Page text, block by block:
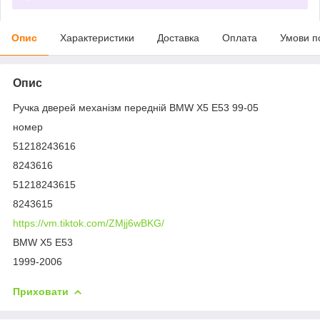
Опис Характеристики Доставка Оплата Умови
Опис
Ручка дверей механізм передній BMW X5 E53 99-05
номер
51218243616
8243616
51218243615
8243615
https://vm.tiktok.com/ZMjj6wBKG/
BMW X5 E53
1999-2006
Приховати